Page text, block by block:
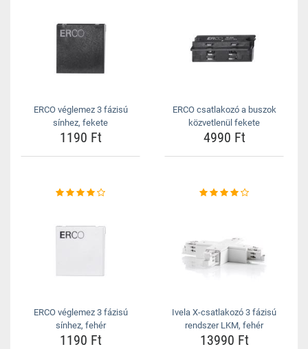
ERCO véglemez 3 fázisú
sínhez, fekete
1190 Ft
ERCO csatlakozó a buszok
közvetlenül fekete
4990 Ft
ERCO véglemez 3 fázisú
sínhez, fehér
1190 Ft
Ivela X-csatlakozó 3 fázisú
rendszer LKM, fehér
13990 Ft